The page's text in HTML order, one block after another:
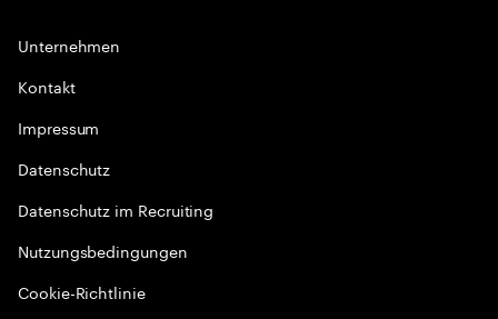
Unternehmen
Kontakt
Impressum
Datenschutz
Datenschutz im Recruiting
Nutzungsbedingungen
Cookie-Richtlinie